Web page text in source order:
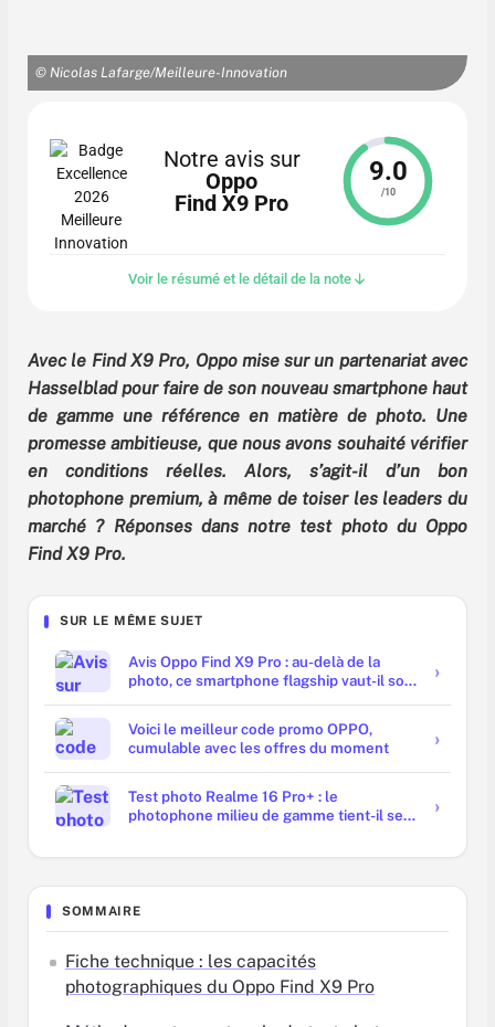
© Nicolas Lafarge/Meilleure-Innovation
Notre avis sur
Oppo
Find X9 Pro
9.0
/10
Voir le résumé et le détail de la note
Avec le Find X9 Pro, Oppo mise sur un partenariat avec
Hasselblad pour faire de son nouveau smartphone haut
de gamme une référence en matière de photo. Une
promesse ambitieuse, que nous avons souhaité vérifier
en conditions réelles. Alors, s’agit-il d’un bon
photophone premium, à même de toiser les leaders du
marché ? Réponses dans notre test photo du Oppo
Find X9 Pro.
SUR LE MÊME SUJET
Avis Oppo Find X9 Pro : au-delà de la
photo, ce smartphone flagship vaut-il son
Voici le meilleur code promo OPPO,
cumulable avec les offres du moment
Test photo Realme 16 Pro+ : le
photophone milieu de gamme tient-il ses
SOMMAIRE
Fiche technique : les capacités
photographiques du Oppo Find X9 Pro